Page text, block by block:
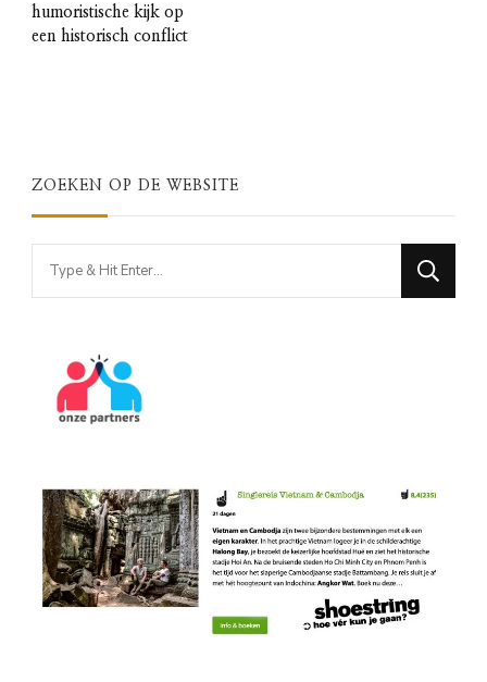
humoristische kijk op
een historisch conflict
ZOEKEN OP DE WEBSITE
Looking